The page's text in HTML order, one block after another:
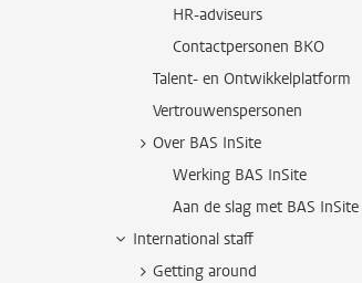
HR-adviseurs
Contactpersonen BKO
Talent- en Ontwikkelplatform
Vertrouwenspersonen
Over BAS InSite
Werking BAS InSite
Aan de slag met BAS InSite
International staff
Getting around